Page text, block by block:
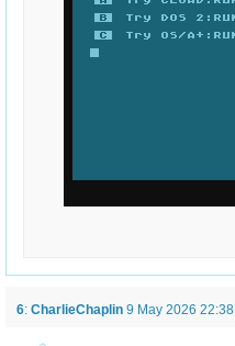
6: CharlieChaplin 9 May 2026 22:38